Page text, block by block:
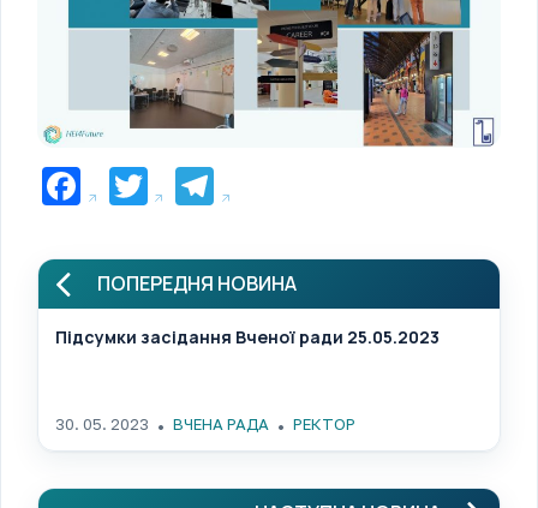
Facebook
TwitterTelegram
ПОПЕРЕДНЯ НОВИНА
Підсумки засідання Вченої ради 25.05.2023
30. 05. 2023 ВЧЕНА РАДА РЕКТОР